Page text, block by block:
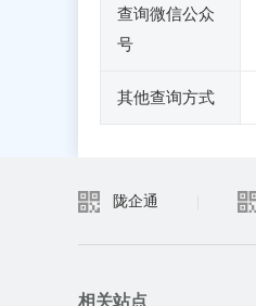
查询微信公众
号
其他查询方式
陇企通
相关站点